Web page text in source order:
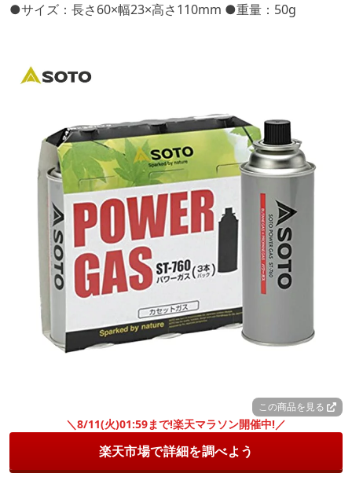
●サイズ：長さ60×幅23×高さ110mm ●重量：50g
この商品を見る
＼8/11(火)01:59まで!楽天マラソン開催中!／
楽天市場で詳細を調べよう